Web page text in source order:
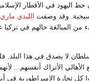
اليهود في الأقطار
وقد وصفت الليدي
لا يصدق في هذا البلد.
الأهالي الأتراك أنفسهم...
كل تجارة الإمبراطورية في